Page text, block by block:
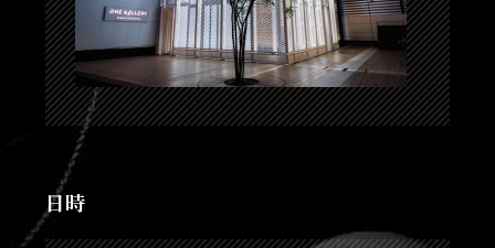
日時